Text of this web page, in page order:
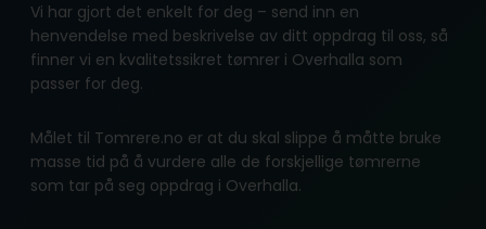
Vi har gjort det enkelt for deg – send inn en
henvendelse med beskrivelse av ditt oppdrag til oss, så
finner vi en kvalitetssikret tømrer i Overhalla som
passer for deg.
Målet til Tomrere.no er at du skal slippe å måtte bruke
masse tid på å vurdere alle de forskjellige tømrerne
som tar på seg oppdrag i Overhalla.